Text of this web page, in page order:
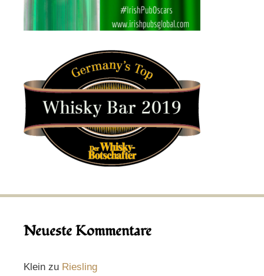
Neueste Kommentare
Klein zu Riesling